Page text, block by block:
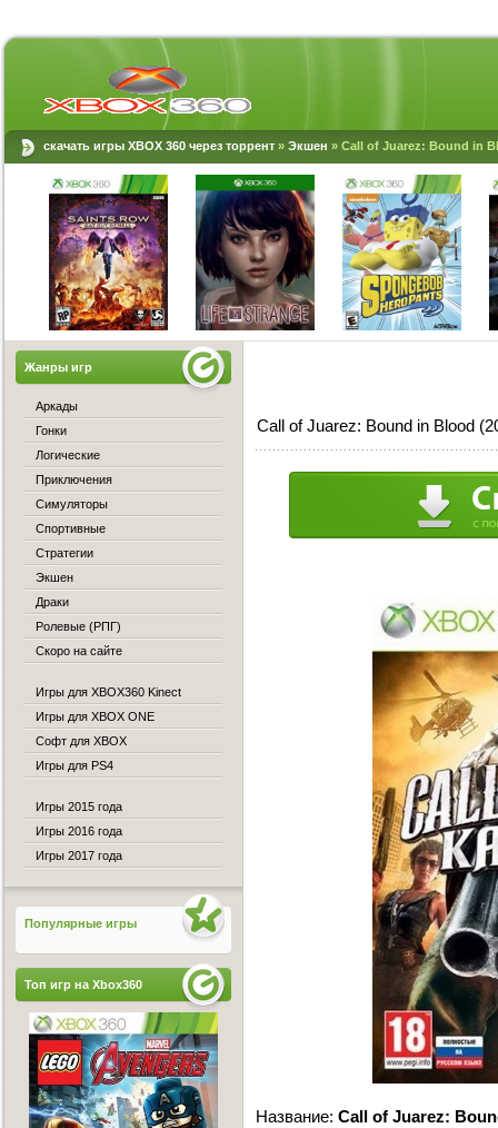
скачать игры XBOX 360 через торрент » Экшен » Call of Juarez: Bound in
Call of Juarez: Bound in Blood
Название: Call of Juarez:
Жанры игр
Аркады
Гонки
Логические
Приключения
Симуляторы
Спортивные
Стратегии
Экшен
Драки
Ролевые (РПГ)
Скоро на сайте
Игры для XBOX360 Kinect
Игры для XBOX ONE
Софт для XBOX
Игры для PS4
Игры 2015 года
Игры 2016 года
Игры 2017 года
Популярные игры
Топ игр на Xbox360